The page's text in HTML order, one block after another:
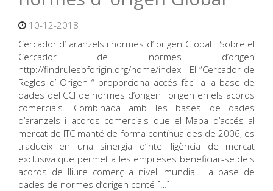
10-12-2018
Cercador d’ aranzels i normes d’ origen Global Sobre el
Cercador de normes d’origen
http://findrulesoforigin.org/home/index El “Cercador de
Regles d’ Origen “ proporciona accés fàcil a la base de
dades del CCI de normes d’origen i origen en els acords
comercials. Combinada amb les bases de dades
d’aranzels i acords comercials que el Mapa d’accés al
mercat de ITC manté de forma contínua des de 2006, es
tradueix en una sinergia d’intel ligència de mercat
exclusiva que permet a les empreses beneficiar-se dels
acords de lliure comerç a nivell mundial. La base de
dades de normes d’origen conté […]